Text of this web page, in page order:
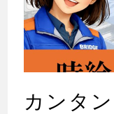
カンタン